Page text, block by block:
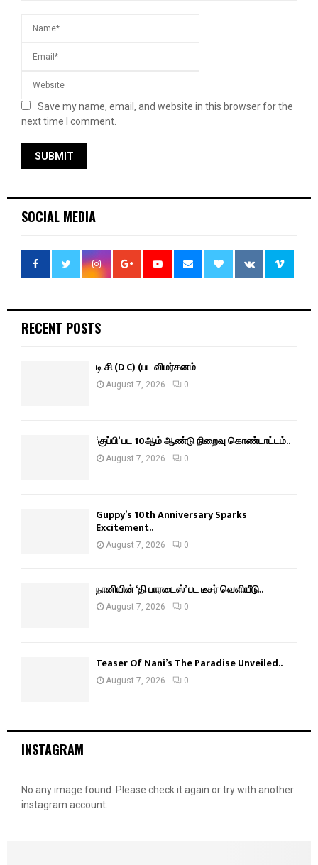
Save my name, email, and website in this browser for the
next time I comment.
SOCIAL MEDIA
RECENT POSTS
டி சி (D C) (பட விமர்சனம்
August 7, 2026 0
‘குப்பி’ பட 10ஆம் ஆண்டு நிறைவு கொண்டாட்டம்..
August 7, 2026 0
Guppy’s 10th Anniversary Sparks
Excitement..
August 7, 2026 0
நானியின் ‘தி பாரடைஸ்’ பட டீசர் வெளியீடு..
August 7, 2026 0
Teaser Of Nani’s The Paradise Unveiled..
August 7, 2026 0
INSTAGRAM
No any image found. Please check it again or try with another
instagram account.